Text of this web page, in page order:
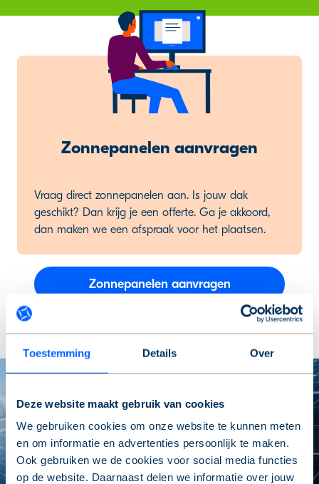
Toestemming Details Over
Deze website maakt gebruik van cookies
We gebruiken cookies om onze website te kunnen meten
en om informatie en advertenties persoonlijk te maken.
Ook gebruiken we de cookies voor social media functies
op de website. Daarnaast delen we informatie over jouw
Zonnepanelen aanvragen
Vraag direct zonnepanelen aan. Is jouw dak
geschikt? Dan krijg je een offerte. Ga je akkoord,
dan maken we een afspraak voor het plaatsen.
Zonnepanelen aanvragen